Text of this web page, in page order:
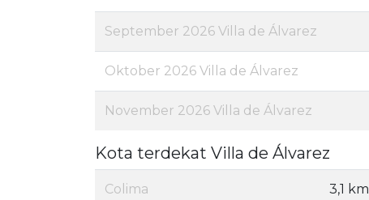
September 2026 Villa de Álvarez
Oktober 2026 Villa de Álvarez
November 2026 Villa de Álvarez
Kota terdekat Villa de Álvarez
Colima 3,1 km